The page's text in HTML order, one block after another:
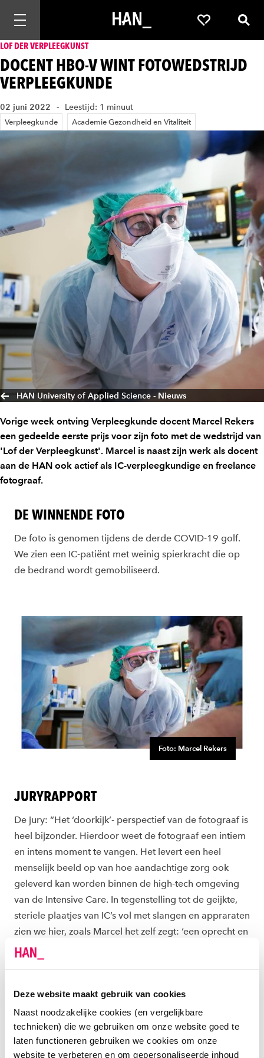
Deze website maakt gebruik van cookies
Naast noodzakelijke cookies (en vergelijkbare
technieken) die we gebruiken om onze website goed te
laten functioneren gebruiken we cookies om onze
website te verbeteren en om gepersonaliseerde inhoud
Mobiele navigatie openen Favorieten
LOF DER VERPLEEGKUNST
DOCENT HBO-V WINT FOTOWEDSTRIJD
VERPLEEGKUNDE
02 juni 2022 Leestijd: 1 minuut
Verpleegkunde Academie Gezondheid en Vitaliteit
HAN University of Applied Science - Nieuws
Vorige week ontving Verpleegkunde docent Marcel Rekers
een gedeelde eerste prijs voor zijn foto met de wedstrijd van
'Lof der Verpleegkunst'. Marcel is naast zijn werk als docent
aan de HAN ook actief als IC-verpleegkundige en freelance
fotograaf.
DE WINNENDE FOTO
De foto is genomen tijdens de derde COVID-19 golf.
We zien een IC-patiënt met weinig spierkracht die op
de bedrand wordt gemobiliseerd.
Foto: Marcel Rekers
JURYRAPPORT
De jury: “Het ‘doorkijk’- perspectief van de fotograaf is
heel bijzonder. Hierdoor weet de fotograaf een intiem
en intens moment te vangen. Het levert een heel
menselijk beeld op van hoe aandachtige zorg ook
geleverd kan worden binnen de high-tech omgeving
van de Intensive Care. In tegenstelling tot de geijkte,
steriele plaatjes van IC’s vol met slangen en appraraten
zien we hier, zoals Marcel het zelf zegt: ‘een oprecht en
intensief contact tussen patiënt en verpleegkundige'.
hoe jij je vak ziet en aan anderen wilt laten zien.’
Hieronder licht Marcel zijn inzending toe.